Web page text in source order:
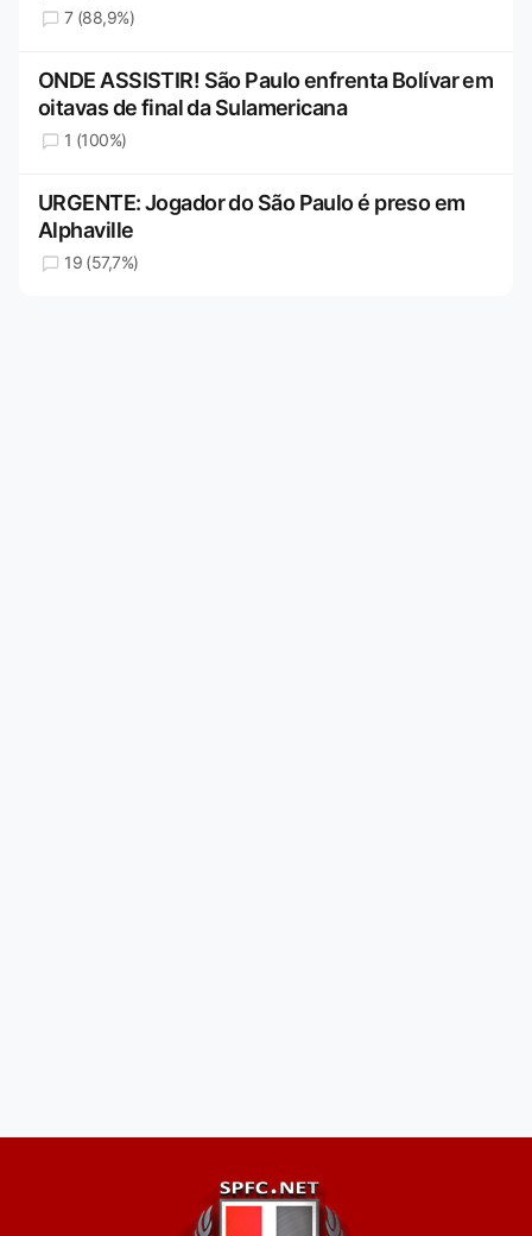
7 (88,9%)
ONDE ASSISTIR! São Paulo enfrenta Bolívar em
oitavas de final da Sulamericana
1 (100%)
URGENTE: Jogador do São Paulo é preso em
Alphaville
19 (57,7%)